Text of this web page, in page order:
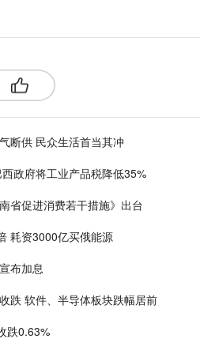
断供 民众生活首当其冲
政府将工业产品税降低35%
省促进消费若干措施》出台
耗资3000亿买俄能源
布加息
跌 软件、半导体板块跌幅居前
跌0.63%